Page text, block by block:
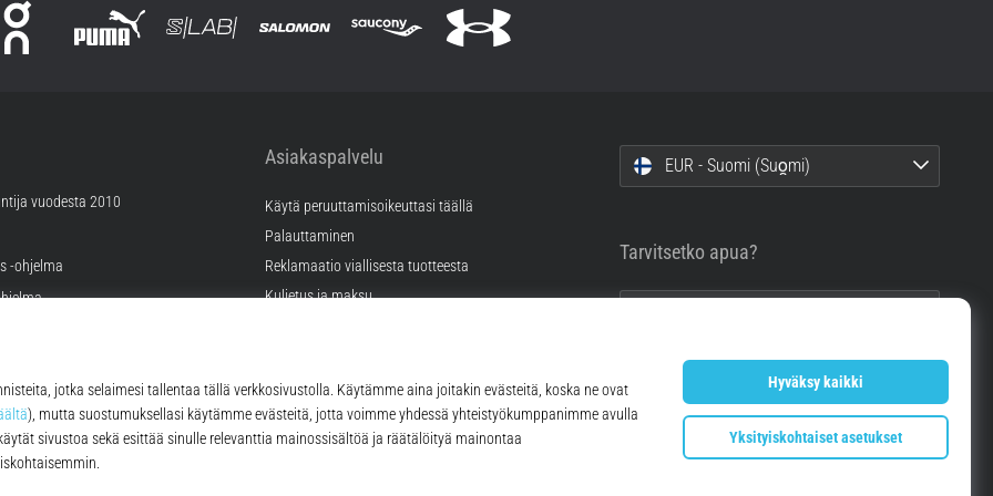
vuodesta 2010
-ohjelma
Asiakaspalvelu
Käytä peruuttamisoikeuttasi täällä
Palauttaminen
Reklamaatio viallisesta tuotteesta
Kuljetus ja maksu
FAQ
Tietosuojakäytäntö
EUR - Suomi (Suo̯mi)
Tarvitsetko apua?